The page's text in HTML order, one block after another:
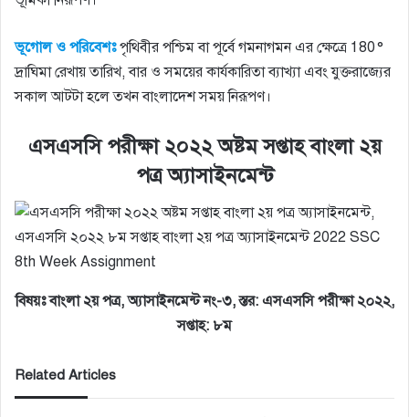
ভূগোল ও পরিবেশঃপৃথিবীর পশ্চিম বা পূর্বে গমনাগমন এর ক্ষেত্রে 180°
দ্রাঘিমা রেখায় তারিখ, বার ও সময়ের কার্যকারিতা ব্যাখ্যা এবং যুক্তরাজ্যের
সকাল আটটা হলে তখন বাংলাদেশ সময় নিরূপণ।
এসএসসি পরীক্ষা ২০২২ অষ্টম সপ্তাহ বাংলা ২য়
পত্র অ্যাসাইনমেন্ট
এসএসসি ২০২২ ৮ম সপ্তাহ বাংলা ২য় পত্র অ্যাসাইনমেন্ট 2022 SSC
8th Week Assignment
বিষয়ঃ বাংলা ২য় পত্র, অ্যাসাইনমেন্ট নং-৩, স্তর: এসএসসি পরীক্ষা ২০২২,
সপ্তাহ: ৮ম
Related Articles